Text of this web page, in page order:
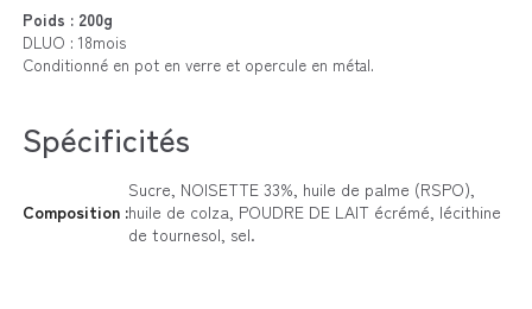
Poids : 200g
DLUO : 18mois
Conditionné en pot en verre et opercule en métal.
Spécificités
Composition :
Sucre, NOISETTE 33%, huile de palme (RSPO),
huile de colza, POUDRE DE LAIT écrémé, lécithine
de tournesol, sel.